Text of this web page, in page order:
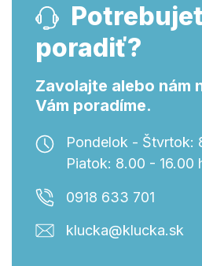
poradiť?
Zavolajte alebo nám
Vám poradíme.
Pondelok - Štvrtok:
Piatok: 8.00 - 16.00
0918 633 701
klucka@klucka.sk